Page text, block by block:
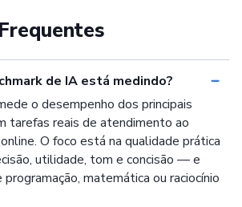
de IA está medindo?
o desempenho dos principais
tarefas reais de atendimento ao
O foco está na qualidade prática
utilidade, tom e concisão — e
matemática ou raciocínio